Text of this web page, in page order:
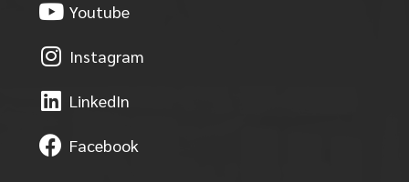
Youtube
Instagram
LinkedIn
Facebook